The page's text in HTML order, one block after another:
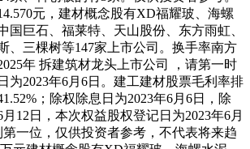
元，建材概念股有XD福耀玻、海螺
国巨石、福莱特、天山股份、东方雨虹、
、三棵树等147家上市公司。换手率南方
年 拆建筑材龙头上市公司 ，请第一时
为2023年6月6日。建工建材股票毛利率排
；除权除息日为2023年6月6日，除
12日，本次权益股权登记日为2023年6月
一位，仅供投资者参考，不代表将来趋